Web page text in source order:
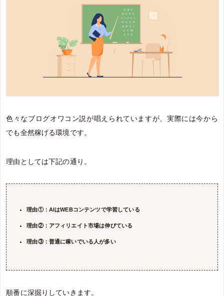
色々なブログオワコン説が唱えられていますが、実際には今から
でも全然稼げる環境です。
理由としては下記の通り。
理由①：AIはWEBコンテンツで学習している
理由②：アフィリエイト市場は伸びている
理由③：普通に稼いでいる人が多い
順番に深掘りしていきます。